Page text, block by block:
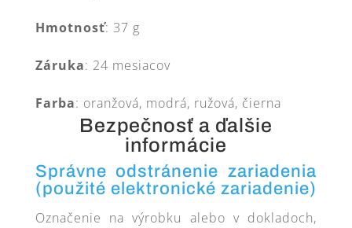
Hmotnosť: 37 g
Záruka: 24 mesiacov
Farba: oranžová, modrá, ružová, čierna
Bezpečnosť a ďalšie
informácie
Správne odstránenie zariadenia
(použité elektronické zariadenie)
Označenie na výrobku alebo v dokladoch,